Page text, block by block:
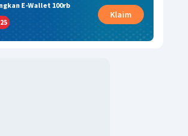
E-Wallet 100rb
25
Klaim